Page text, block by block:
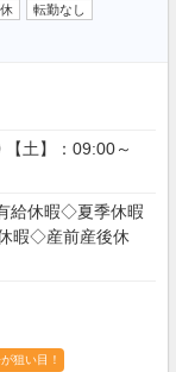
転勤なし
【土】：09:00～
給休暇◇夏季休暇
暇◇産前産後休
狙い目！